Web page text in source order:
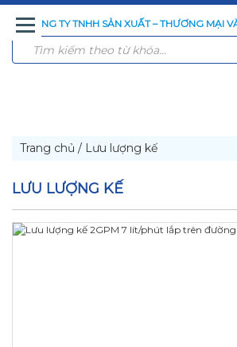
CÔNG TY TNHH SẢN XUẤT – THƯƠNG MẠI
TRANG
GIỚI
SẢN
CÔNG
CÔNG
TIN
LIÊN
Trang chủ / Lưu lượng kế
LƯU LƯỢNG KẾ